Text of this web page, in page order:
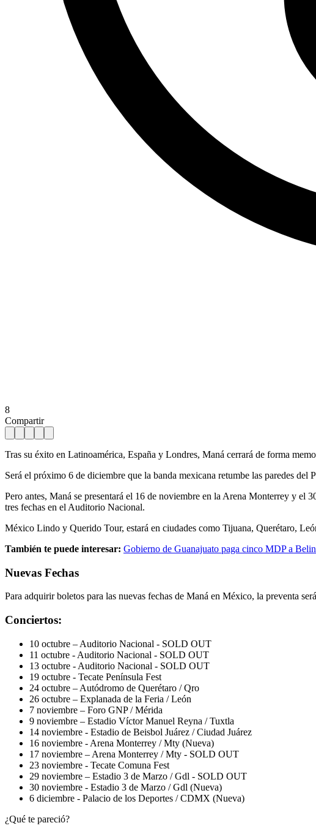
8
Compartir
Tras su éxito en Latinoamérica, España y Londres, Maná cerrará de forma
Será el próximo 6 de diciembre que la banda mexicana retumbe las paredes
Pero antes, Maná se presentará el 16 de noviembre en la Arena Monterrey y el
tres fechas en el Auditorio Nacional.
México Lindo y Querido Tour, estará en ciudades como Tijuana, Querétaro,
También te puede interesar: Gobierno de Guanajuato paga cinco MDP a
Nuevas Fechas
Para adquirir boletos para las nuevas fechas de Maná en México, la preventa
Conciertos:
10 octubre – Auditorio Nacional - SOLD OUT
11 octubre - Auditorio Nacional - SOLD OUT
13 octubre - Auditorio Nacional - SOLD OUT
19 octubre - Tecate Península Fest
24 octubre – Autódromo de Querétaro / Qro
26 octubre – Explanada de la Feria / León
7 noviembre – Foro GNP / Mérida
9 noviembre – Estadio Víctor Manuel Reyna / Tuxtla
14 noviembre - Estadio de Beisbol Juárez / Ciudad Juárez
16 noviembre - Arena Monterrey / Mty (Nueva)
17 noviembre – Arena Monterrey / Mty - SOLD OUT
23 noviembre - Tecate Comuna Fest
29 noviembre – Estadio 3 de Marzo / Gdl - SOLD OUT
30 noviembre - Estadio 3 de Marzo / Gdl (Nueva)
6 diciembre - Palacio de los Deportes / CDMX (Nueva)
¿Qué te pareció?